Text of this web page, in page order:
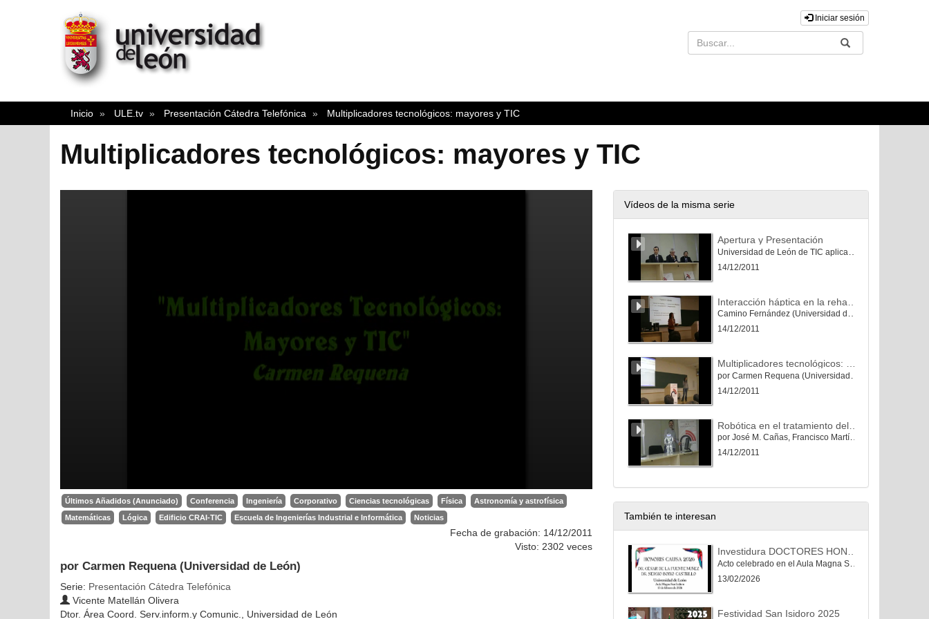
Iniciar sesión
Buscar Enviar
Inicio ULE.tv Presentación Cátedra Telefónica Multiplicadores tecnológicos: mayores y TIC
Multiplicadores tecnológicos: mayores y TIC
Últimos Añadidos (Anunciado) Conferencia Ingeniería Corporativo Ciencias tecnológicas Física
Astronomía y astrofísica
Matemáticas
Lógica Edificio CRAI-TIC Escuela de Ingenierías Industrial e Informática Noticias
Fecha de grabación: 14/12/2011
Visto: 2302 veces
por Carmen Requena (Universidad de León)
Serie: Presentación Cátedra Telefónica
Vicente Matellán Olivera
Dtor. Área Coord. Serv.inform.y Comunic., Universidad de León
Vídeos de la misma serie
Apertura y Presentación
14/12/2011
Camino Fernández (Universidad de León)
14/12/2011
14/12/2011
por José M. Cañas, Francisco Martín Rico (Universidad Rey Juan Carlos)
14/12/2011
También te interesan
13/02/2026
Festividad San Isidoro 2025